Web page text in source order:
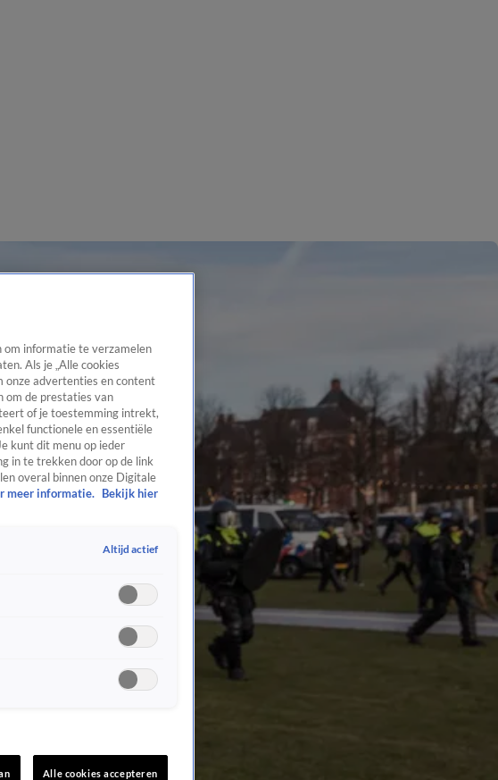
om informatie te verzamelen
Als je „Alle cookies
onze advertenties en content
om de prestaties van
of je toestemming intrekt,
functionele en essentiële
kunt dit menu op ieder
in te trekken door op de link
overal binnen onze Digitale
meer informatie.
Bekijk hier
Altijd actief
Alle cookies accepteren